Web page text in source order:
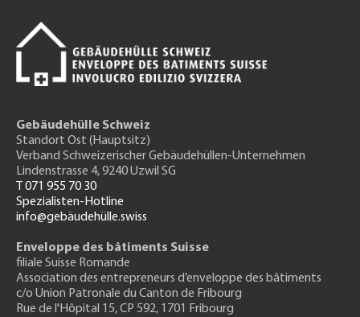
Gebäudehülle Schweiz
Standort Ost (Hauptsitz)
Verband Schweizerischer Gebäudehüllen-Unternehmen
Lindenstrasse 4, 9240 Uzwil SG
T 071 955 70 30
Spezialisten-Hotline
info@gebäudehülle.swiss
Enveloppe des bâtiments Suisse
filiale Suisse Romande
Association des entrepreneurs d’enveloppe des bâtiments
c/o Union Patronale du Canton de Fribourg
Rue de l'Hôpital 15, CP 592, 1701 Fribourg